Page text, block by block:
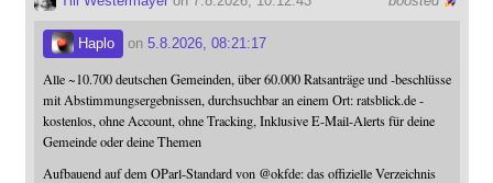
Haplo on 5.8.2026, 08:21:17
Alle ~10.700 deutschen Gemeinden, über 60.000 Ratsanträge und -beschlüsse
mit Abstimmungsergebnissen, durchsuchbar an einem Ort: ratsblick.de -
kostenlos, ohne Account, ohne Tracking, Inklusive E-Mail-Alerts für deine
Gemeinde oder deine Themen
Aufbauend auf dem OParl-Standard von @okfde: das offizielle Verzeichnis